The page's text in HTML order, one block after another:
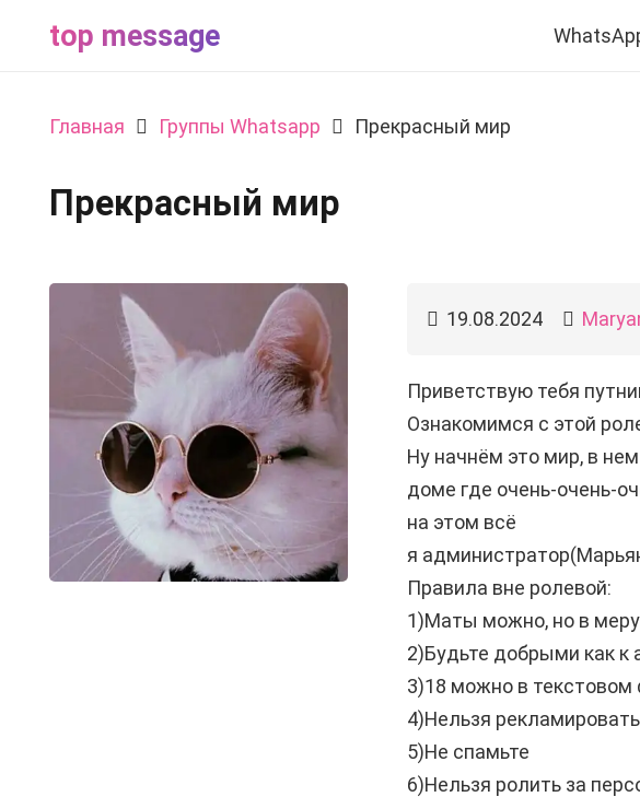
top message
Главная Группы Whatsapp Прекрасный мир
Прекрасный мир
19.08.2024
Приветствую тебя
Ознакомимся с этой
Ну начнём это мир, в
доме где очень-очень-
на этом всё
я
Правила вне ролевой:
1)Маты можно, но в
2)Будьте добрыми как к
3)18 можно в текстовом
4)Нельзя
5)Не спамьте
6)Нельзя ролить за